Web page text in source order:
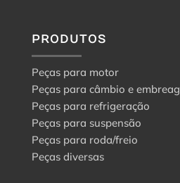
PRODUTOS
Peças para motor
Peças para câmbio e
Peças para refrigeração
Peças para suspensão
Peças para roda/freio
Peças diversas